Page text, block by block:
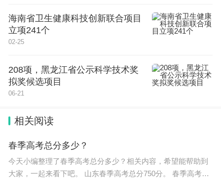
海南省卫生健康科技创新联合项目
立项241个
02-25
208项，黑龙江省公示科学技术奖
拟奖候选项目
06-21
相关阅读
春季高考总分多少？
今天小编整理了春季高考总分多少？相关内容，希望能帮助到
大家，一起来看下吧。 山东春季高考总分750分。 春季高考的